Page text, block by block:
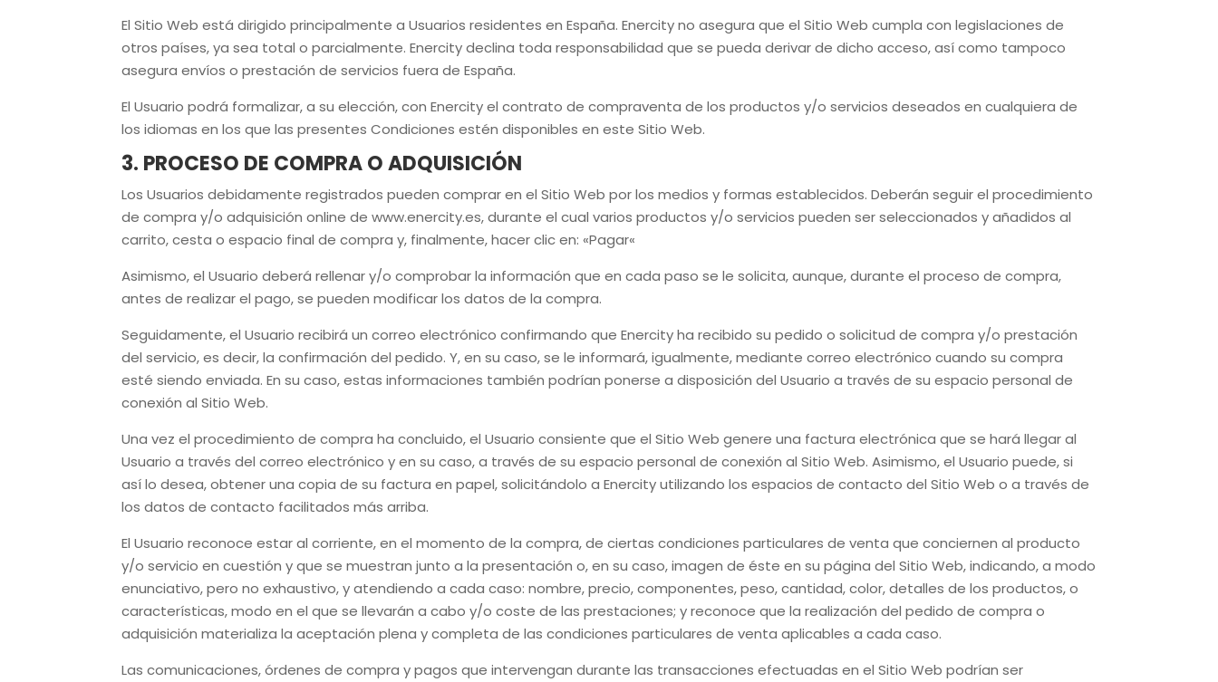
El Sitio Web está dirigido principalmente a Usuarios residentes en España.Enercityno asegura que el Sitio Web cumpla con legislaciones de
otros países, ya sea total o parcialmente.Enercitydeclina toda responsabilidad que se pueda derivar de dicho acceso, así como tampoco
asegura envíos o prestación de servicios fuera de España.
El Usuario podrá formalizar, a su elección, conEnercityel contrato de compraventa de los productos y/o servicios deseados en cualquiera de
los idiomas en los que las presentes Condiciones estén disponibles en este Sitio Web.
3. PROCESO DE COMPRA O ADQUISICIÓN
Los Usuariosdebidamente registrados pueden comprar en el Sitio Web por los medios y formas establecidos. Deberán seguir el procedimiento
de compra y/o adquisición online dewww.enercity.es, durante el cual varios productos y/o servicios pueden ser seleccionados y añadidos al
carrito, cesta o espacio final de compra y, finalmente, hacer clic en: «Pagar«
Asimismo, el Usuario deberá rellenar y/o comprobar la información que en cada paso se le solicita, aunque, durante el proceso de compra,
antes de realizar el pago, se pueden modificar los datos de la compra.
Seguidamente, el Usuario recibirá un correo electrónico confirmando queEnercityha recibido su pedido o solicitud de compra y/o prestación
del servicio, es decir, la confirmación del pedido. Y, en su caso, se le informará, igualmente, mediante correo electrónico cuando su compra
esté siendo enviada.En su caso, estas informaciones también podrían ponerse a disposición del Usuario a través de su espacio personal de
conexión al Sitio Web.
Una vez el procedimiento de compra ha concluido, el Usuario consiente que el Sitio Web genere una factura electrónica que se hará llegar al
Usuario a través del correo electrónico y en su caso, a través de su espacio personal de conexión al Sitio Web. Asimismo, el Usuario puede, si
así lo desea, obtener una copia de su factura en papel, solicitándolo aEnercityutilizando los espacios de contacto del Sitio Web o a través de
los datos de contacto facilitados más arriba.
El Usuario reconoce estar al corriente, en el momento de la compra, de ciertas condiciones particulares de venta que conciernen al producto
y/o servicio en cuestión y que se muestran junto a la presentación o, en su caso, imagen de éste en su página del Sitio Web, indicando, a modo
enunciativo, pero no exhaustivo, y atendiendo a cada caso: nombre, precio, componentes, peso, cantidad, color, detalles de los productos, o
características, modo en el que se llevarán a cabo y/o coste de las prestaciones; y reconoce que la realización del pedido de compra o
adquisición materializa la aceptación plena y completa de las condiciones particulares de venta aplicables a cada caso.
Las comunicaciones, órdenes de compra y pagos que intervengan durante las transacciones efectuadas en el Sitio Web podrían ser